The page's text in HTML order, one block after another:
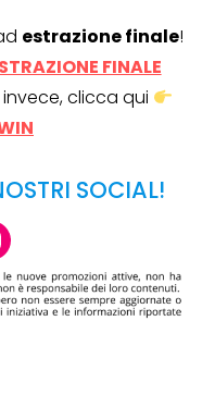
estrazione finale!
FINALE
invece, clicca qui
SOCIAL!